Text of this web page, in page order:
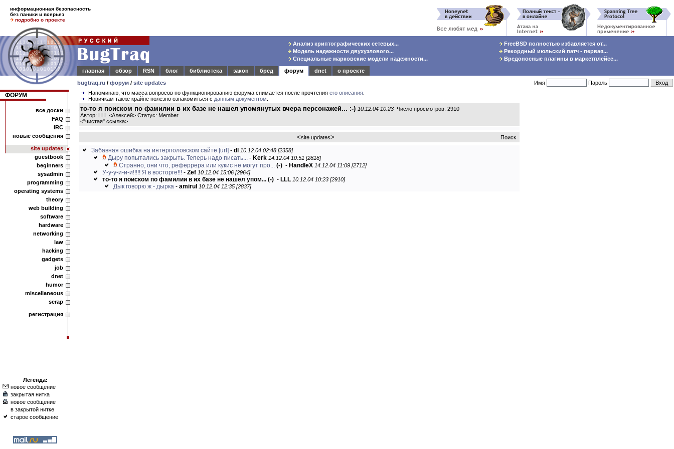
информационная безопасность
без паники и всерьез
подробно о проекте
Анализ криптографических сетевых...
Модель надежности двухузлового...
Специальные марковские модели надежности...
FreeBSD полностью избавляется от...
Рекордный июльский патч - первая...
Вредоносные плагины в маркетплейсе...
главная
обзор RSN блог библиотека закон бред форум dnet
о проекте
bugtraq.ru / форум / site updates Имя Пароль
ФОРУМ
все доски
FAQ
IRC
новые сообщения
site updates
guestbook
beginners
sysadmin
programming
operating systems
theory
web building
software
hardware
networking
law
hacking
gadgets
job
dnet
humor
miscellaneous
scrap
регистрация
Легенда:
новое сообщение
закрытая нитка
новое сообщение
в закрытой нитке
старое сообщение
Напоминаю, что масса вопросов по функционированию форума снимается после прочтения его описания
Новичкам также крайне полезно ознакомиться с данным документом
то-то я поиском по фамилии в их базе не нашел упомянутых вчера персонажей... :-) 10.12.04 10:23 Число просмотров: 2910
Автор: LLL <Алексей> Статус: Member
<"чистая" ссылка>
<site updates> Поиск
Забавная ошибка на интерполовском сайте [url] - dl 10.12.04 02:48 [2358]
Дыру попытались закрыть. Теперь надо писать... - Kerk 14.12.04 10:51 [2818]
Странно, они что, реферрера или кукис не могут про... (-) - HandleX 14.12.04 11:09 [2712]
У-у-у-и-и-и!!!!! Я в восторге!!! - Zef 10.12.04 15:06 [2964]
то-то я поиском по фамилии в их базе не нашел упом... (-) - LLL 10.12.04 10:23 [2910]
Дык говорю ж - дырка - amirul 10.12.04 12:35 [2837]